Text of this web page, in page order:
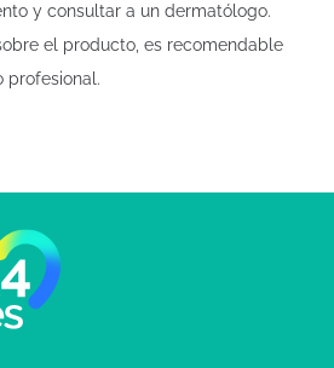
y consultar a un dermatólogo.
el producto, es recomendable
profesional.